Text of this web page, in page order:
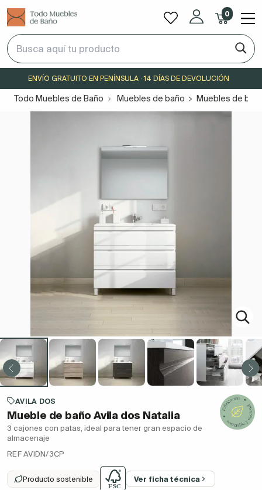
0
ENVÍO GRATUITO EN PENÍNSULA · 14 DÍAS DE DEVOLUCIÓN
Todo Muebles de Baño Muebles de baño Muebles de
AVILA DOS
Mueble de baño Avila dos Natalia
3 cajones con patas, ideal para tener gran espacio de
almacenaje
REF AVIDN/3CP
Producto sostenible Ver ficha técnica